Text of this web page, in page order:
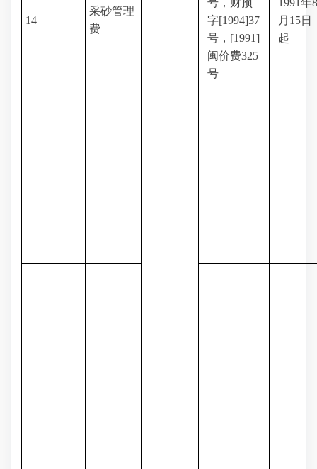
14
采砂管理
费
号，财预
字[1994]37
号， [1991]
闽价费325
号
1991年
月 15日
起